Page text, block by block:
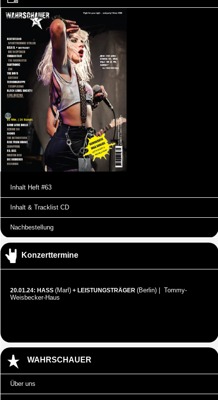
Inhalt Heft #63
Inhalt & Tracklist CD
Nachbestellung
Konzerttermine
20.01.24: HASS (Marl) + LEISTUNGSTRÄGER (Berlin) | Tommy-
Weisbecker-Haus
WAHRSCHAUER
Über uns